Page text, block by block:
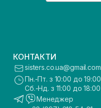
КОНТАКТИ
sisters.co.ua@gmail.com
Пн.-Пт. з 10:00 до 19:00
Сб.-Нд. з 11:00 до 18:00
Менеджер